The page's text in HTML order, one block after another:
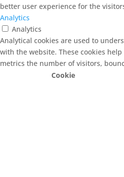
better user experience for the
Analytics
Analytics
Analytical cookies are used to
with the website. These cookies
metrics the number of visitors,
Cookie